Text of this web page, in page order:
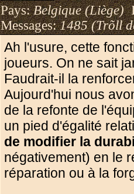
Pays:Belgique (Liège)
Messages:1485 (Trõll
Ah l'usure, cette
joueurs. On ne sait
Faudrait-il la
Aujourd'hui nous
de la refonte de
un pied d'égalité
de modifier la
négativement) en le
réparation ou à la